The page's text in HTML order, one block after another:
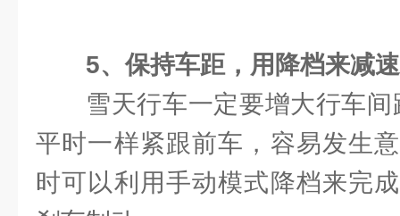
5、保持车距，用降档来减速
雪天行车一定要增大行车
平时一样紧跟前车，容易发生
时可以利用手动模式降档来完